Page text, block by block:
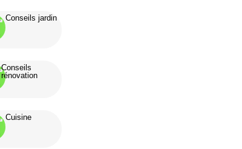
Conseils jardin
Conseils
rénovation
Cuisine